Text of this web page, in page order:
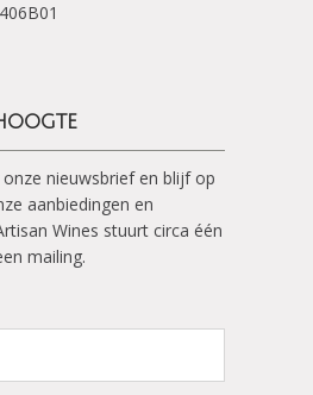
nieuwsbrief en blijf op
aanbiedingen en
Wines stuurt circa één
mailing.